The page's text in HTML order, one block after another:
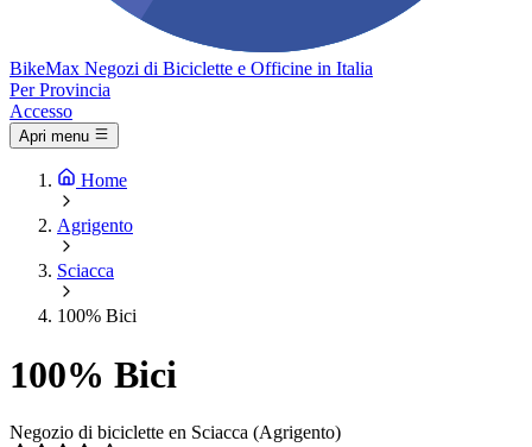
BikeMax Negozi di Biciclette e Officine in Italia
Per Provincia
Accesso
Apri menu
Home
Agrigento
Sciacca
100% Bici
100% Bici
Negozio di biciclette en Sciacca (Agrigento)